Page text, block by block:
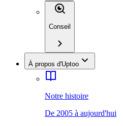
Conseil
À propos d'Uptoo
Notre histoire
De 2005 à aujourd'hui